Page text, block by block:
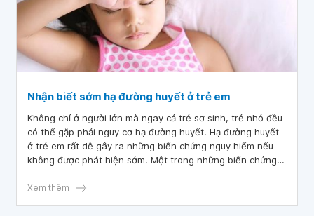
Nhận biết sớm hạ đường huyết ở trẻ em
Không chỉ ở người lớn mà ngay cả trẻ sơ sinh, trẻ nhỏ đều
có thể gặp phải nguy cơ hạ đường huyết. Hạ đường huyết
ở trẻ em rất dễ gây ra những biến chứng nguy hiểm nếu
không được phát hiện sớm. Một trong những biến chứng
Trong bài viết dưới đây, các bậc cha mẹ hãy cùng chúng
Xem thêm